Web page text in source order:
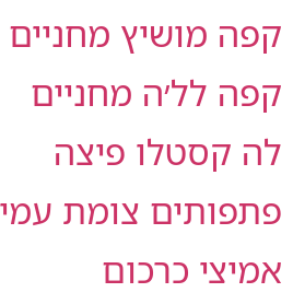
מושיץ מחניים
לל׳ה מחניים
קסטלו פיצה
צומת עמיעד
כרכום